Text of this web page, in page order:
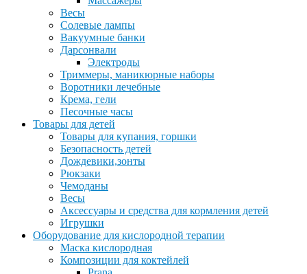
Весы
Солевые лампы
Вакуумные банки
Дарсонвали
Электроды
Триммеры, маникюрные наборы
Воротники лечебные
Крема, гели
Песочные часы
Товары для детей
Товары для купания, горшки
Безопасность детей
Дождевики,зонты
Рюкзаки
Чемоданы
Весы
Аксессуары и средства для кормления детей
Игрушки
Оборудование для кислородной терапии
Маска кислородная
Композиции для коктейлей